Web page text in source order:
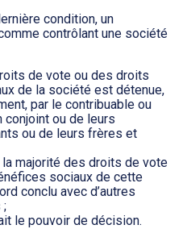
condition, un
contrôlant une société
de vote ou des droits
de la société est détenue,
par le contribuable ou
conjoint ou de leurs
ou de leurs frères et
majorité des droits de vote
sociaux de cette
conclu avec d’autres
;
le pouvoir de décision.